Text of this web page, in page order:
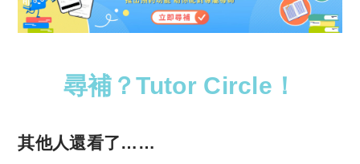
尋補？Tutor Circle！
其他人還看了……